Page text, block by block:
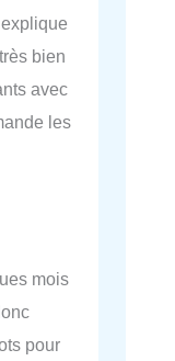
bien
avec
les
mois
pour